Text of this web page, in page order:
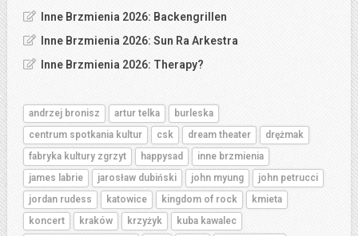
Inne Brzmienia 2026: Backengrillen
Inne Brzmienia 2026: Sun Ra Arkestra
Inne Brzmienia 2026: Therapy?
andrzej bronisz artur telka
burleska
centrum spotkania kultur
csk dream theater
drężmak
fabryka kultury zgrzyt
happysad
inne brzmienia
james labrie
jarosław dubiński john myung
john petrucci
jordan rudess
katowice kingdom of rock
kmieta
koncert
kraków krzyżyk
kuba kawalec